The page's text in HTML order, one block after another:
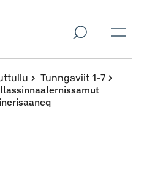
ingerlaqqigit
Tunngaviit 1-7